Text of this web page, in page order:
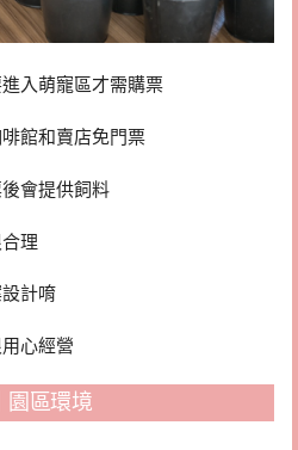
入萌寵區才需購票
館和賣店免門票
會提供飼料
理
計唷
心經營
園區環境